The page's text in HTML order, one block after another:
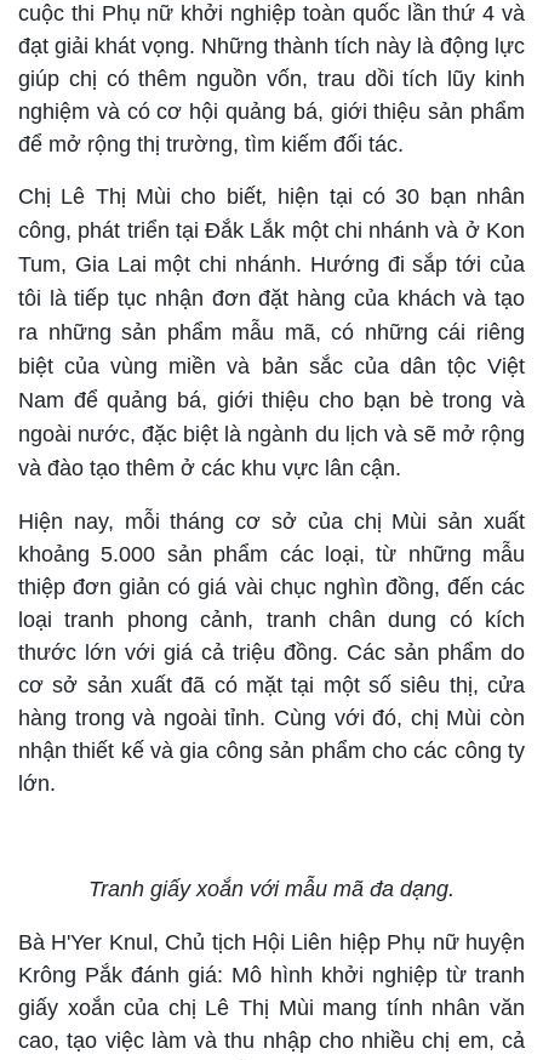
cuộc thi Phụ nữ khởi nghiệp toàn quốc lần thứ 4 và
đạt giải khát vọng. Những thành tích này là động lực
giúp chị có thêm nguồn vốn, trau dồi tích lũy kinh
nghiệm và có cơ hội quảng bá, giới thiệu sản phẩm
để mở rộng thị trường, tìm kiếm đối tác.
Chị Lê Thị Mùi cho biết, hiện tại có 30 bạn nhân
công, phát triển tại Đắk Lắk một chi nhánh và ở Kon
Tum, Gia Lai một chi nhánh. Hướng đi sắp tới của
tôi là tiếp tục nhận đơn đặt hàng của khách và tạo
ra những sản phẩm mẫu mã, có những cái riêng
biệt của vùng miền và bản sắc của dân tộc Việt
Nam để quảng bá, giới thiệu cho bạn bè trong và
ngoài nước, đặc biệt là ngành du lịch và sẽ mở rộng
và đào tạo thêm ở các khu vực lân cận.
Hiện nay, mỗi tháng cơ sở của chị Mùi sản xuất
khoảng 5.000 sản phẩm các loại, từ những mẫu
thiệp đơn giản có giá vài chục nghìn đồng, đến các
loại tranh phong cảnh, tranh chân dung có kích
thước lớn với giá cả triệu đồng. Các sản phẩm do
cơ sở sản xuất đã có mặt tại một số siêu thị, cửa
hàng trong và ngoài tỉnh. Cùng với đó, chị Mùi còn
nhận thiết kế và gia công sản phẩm cho các công ty
lớn.
Tranh giấy xoắn với mẫu mã đa dạng.
Bà H'Yer Knul, Chủ tịch Hội Liên hiệp Phụ nữ huyện
Krông Pắk đánh giá: Mô hình khởi nghiệp từ tranh
giấy xoắn của chị Lê Thị Mùi mang tính nhân văn
cao, tạo việc làm và thu nhập cho nhiều chị em, cả